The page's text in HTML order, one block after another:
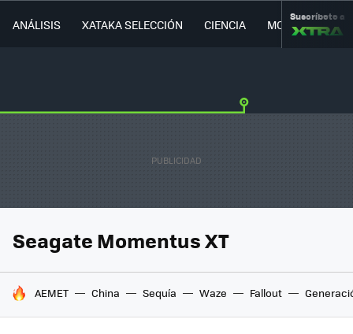
ANÁLISIS XATAKA SELECCIÓN CIENCIA MOVILIDAD
Suscríbete a
Seagate Momentus XT
HOY SE HABLA DE
AEMET China Sequía Waze Fallout